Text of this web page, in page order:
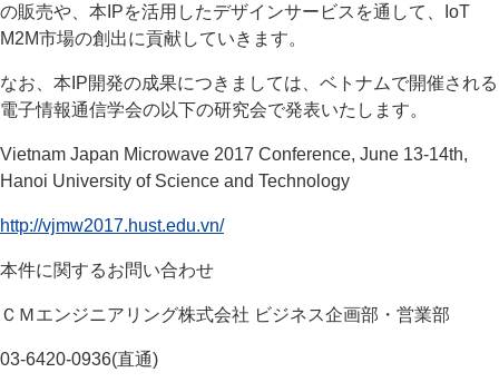
の販売や、本IPを活用したデザインサービスを通して、IoT
M2M市場の創出に貢献していきます。
なお、本IP開発の成果につきましては、ベトナムで開催される
電子情報通信学会の以下の研究会で発表いたします。
Vietnam Japan Microwave 2017 Conference, June 13-14th,
Hanoi University of Science and Technology
http://vjmw2017.hust.edu.vn/
本件に関するお問い合わせ
ＣＭエンジニアリング株式会社 ビジネス企画部・営業部
03-6420-0936(直通)